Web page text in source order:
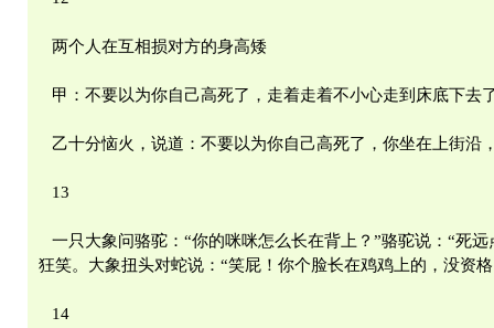
两个人在互相损对方的身高矮
甲：不要以为你自己高死了，走着走着不小心走到床底下去
乙十分恼火，说道：不要以为你自己高死了，你坐在上街沿
13
一只大象问骆驼：“你的咪咪怎么长在背上？”骆驼说：“死
狂笑。大象扭头对蛇说：“笑屁！你个脸长在鸡鸡上的，没资
14